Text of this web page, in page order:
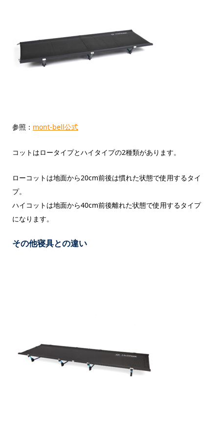
参照： mont-bell公式
コットはロータイプとハイタイプの2種類があります。
ローコットは地面から20cm前後は慣れた状態で使用するタイ
プ。
ハイコットは地面から40cm前後離れた状態で使用するタイプ
になります。
その他寝具との違い